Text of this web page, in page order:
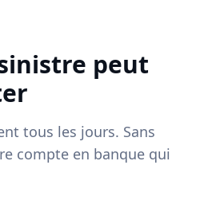
peut
tous les jours. Sans
compte en banque qui